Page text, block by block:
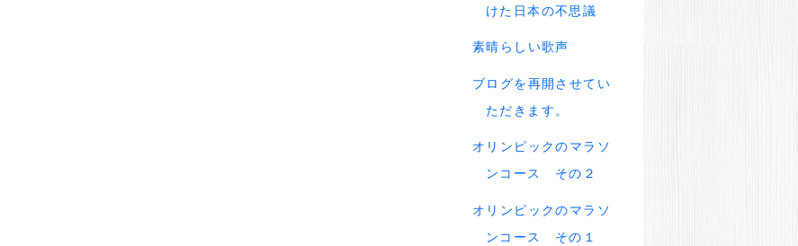
けた日本の不思議
素晴らしい歌声
ブログを再開させてい
ただきます。
オリンピックのマラソ
ンコース その２
オリンピックのマラソ
ンコース その１